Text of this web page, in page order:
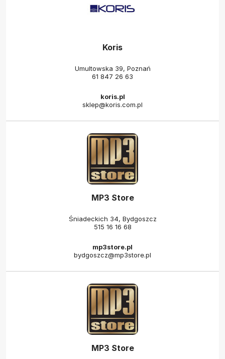
Koris
Umultowska 39, Poznań
61 847 26 63
koris.pl
sklep@koris.com.pl
MP3 Store
Śniadeckich 34, Bydgoszcz
515 16 16 68
mp3store.pl
bydgoszcz@mp3store.pl
MP3 Store